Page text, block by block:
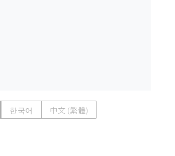
한국어 中文 (繁體)